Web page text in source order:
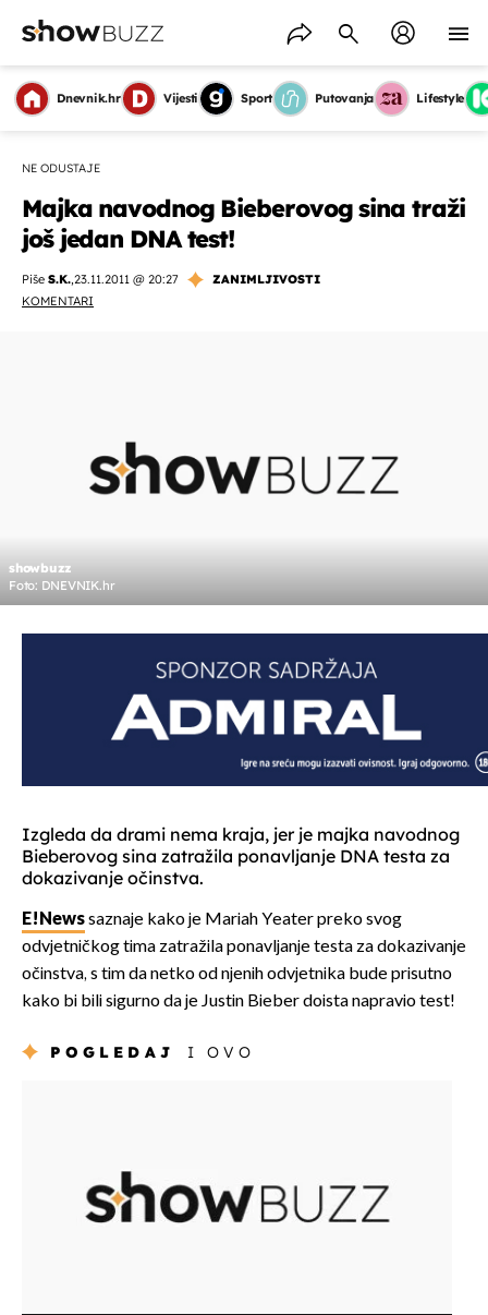
Dnevnik.hr Vijesti Sport Putovanja Lifestyle
NE ODUSTAJE
Majka navodnog Bieberovog sina traži
još jedan DNA test!
Piše S.K.,23.11.2011 @ 20:27
ZANIMLJIVOSTI
KOMENTARI
showbuzz
Foto: DNEVNIK.hr
Izgleda da drami nema kraja, jer je majka navodnog
Bieberovog sina zatražila ponavljanje DNA testa za
dokazivanje očinstva.
E!Newssaznaje kako je Mariah Yeater preko svog
odvjetničkog tima zatražila ponavljanje testa za dokazivanje
očinstva, s tim da netko od njenih odvjetnika bude prisutno
kako bi bili sigurno da je Justin Bieber doista napravio test!
POGLEDAJ I OVO